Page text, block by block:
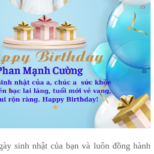
sinh nhật của bạn và luôn đồng hành